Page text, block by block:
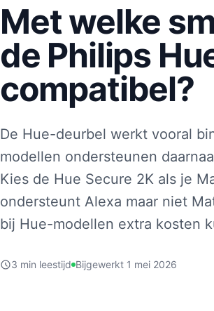
Met welke
de Philips
compatibel?
De Hue-deurbel werkt vooral
modellen ondersteunen
Kies de Hue Secure 2K als je
ondersteunt Alexa maar niet
bij Hue-modellen extra kosten
3 min leestijd Bijgewerkt 1 mei 2026